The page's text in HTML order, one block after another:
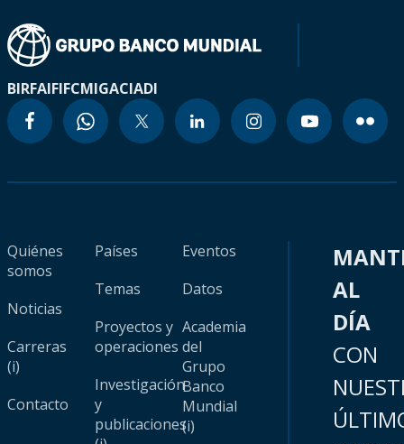
BIRFAIFIFCMIGACIADI
Quiénes
somos
Noticias
Carreras
(i)
Contacto
Países
Temas
Proyectos y
operaciones
Investigación
y
publicaciones
Eventos
Datos
Academia
del
Grupo
Banco
Mundial
(i)
AL
DÍA
CON